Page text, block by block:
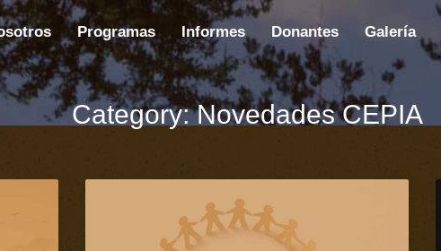
Programas Informes Donantes Galería
Category: Novedades CEPIA